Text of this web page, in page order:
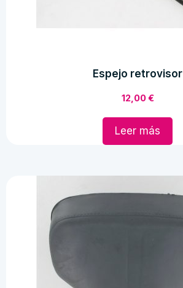
Espejo retrovisor
12,00€
Leer más